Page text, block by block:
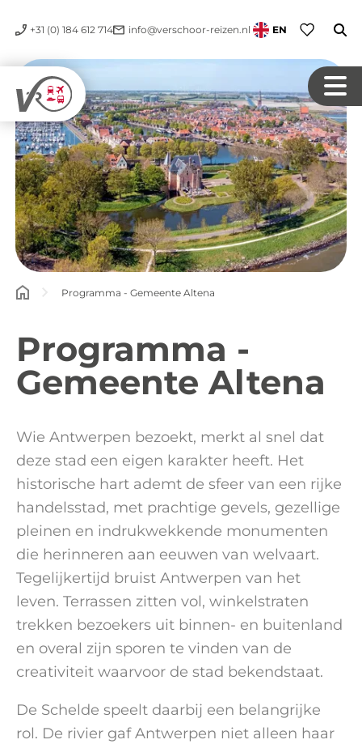
+31 (0) 184 612 714 info@verschoor-reizen.nl EN
Programma - Gemeente Altena
Programma -
Gemeente Altena
Wie Antwerpen bezoekt, merkt al snel dat
deze stad een eigen karakter heeft. Het
historische hart ademt de sfeer van een rijke
handelsstad, met prachtige gevels, gezellige
pleinen en indrukwekkende monumenten
die herinneren aan eeuwen van welvaart.
Tegelijkertijd bruist Antwerpen van het
leven. Terrassen zitten vol, winkelstraten
trekken bezoekers uit binnen- en buitenland
en overal zijn sporen te vinden van de
creativiteit waarvoor de stad bekendstaat.
De Schelde speelt daarbij een belangrijke
rol. De rivier gaf Antwerpen niet alleen haar